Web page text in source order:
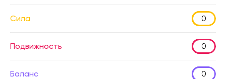
Сила 0
Подвижность 0
Баланс 0